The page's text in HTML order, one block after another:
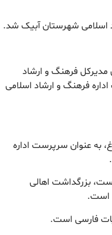
اسلامی شهرستان آبیک شد.
فرهنگ و ارشاد
فرهنگ و ارشاد اسلامی
به عنوان سرپرست اداره
بزرگداشت اهالی
است.
فارسی است.